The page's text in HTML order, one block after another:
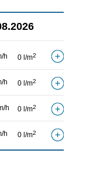
h 0 l/m2
h 0 l/m2
h 0 l/m2
h 0 l/m2